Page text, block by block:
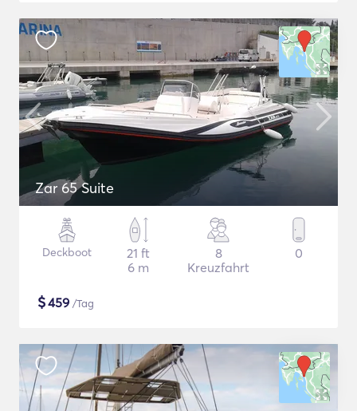
Zar 65 Suite
Deckboot
21 ft
6 m
8
Kreuzfahrt
0
$459 /Tag